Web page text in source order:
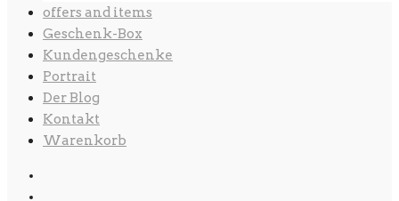
offers and items
Geschenk-Box
Kundengeschenke
Portrait
Der Blog
Kontakt
Warenkorb